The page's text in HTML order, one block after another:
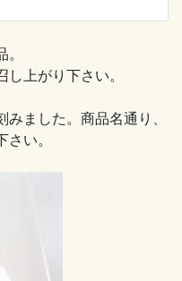
上がり下さい。
ました。商品名通り、
い。